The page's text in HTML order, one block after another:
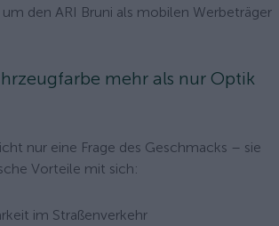
den ARI Bruni als mobilen Werbeträger
mehr als nur Optik
nur eine Frage des Geschmacks – sie
Vorteile mit sich:
im Straßenverkehr